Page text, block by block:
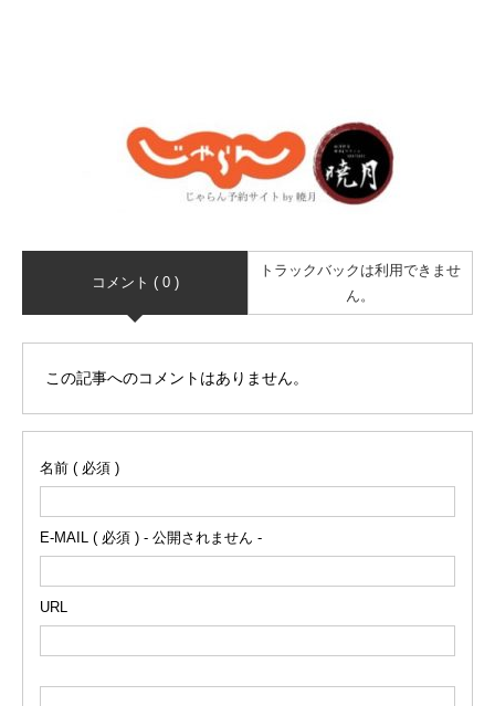
コメント ( 0 )
トラックバックは利用できませ
ん。
この記事へのコメントはありません。
名前 ( 必須 )
E-MAIL ( 必須 ) - 公開されません -
URL